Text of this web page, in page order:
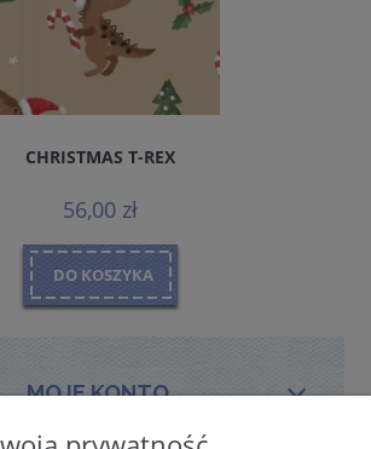
CHRISTMAS T-REX
56,00 zł
DO KOSZYKA
MOJE KONTO